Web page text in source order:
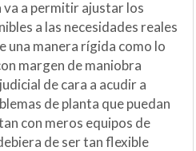
a permitir ajustar los
a las necesidades reales
una manera rígida como lo
margen de maniobra
de cara a acudir a
de planta que puedan
con meros equipos de
de ser tan flexible